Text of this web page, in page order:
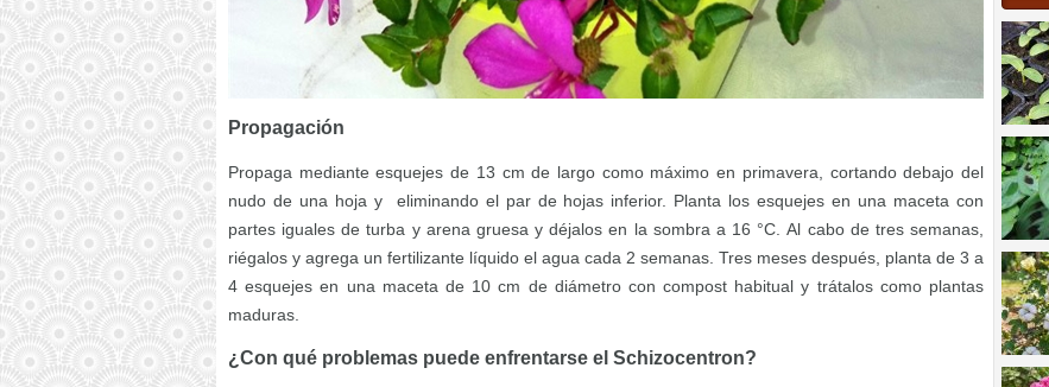
Propagación
Propaga mediante esquejes de 13 cm de largo como máximo en primavera, cortando debajo del
nudo de una hoja y eliminando el par de hojas inferior. Planta los esquejes en una maceta con
partes iguales de turba y arena gruesa y déjalos en la sombra a 16 °C. Al cabo de tres semanas,
riégalos y agrega un fertilizante líquido el agua cada 2 semanas. Tres meses después, planta de 3 a
4 esquejes en una maceta de 10 cm de diámetro con compost habitual y trátalos como plantas
maduras.
¿Con qué problemas puede enfrentarse el Schizocentron?